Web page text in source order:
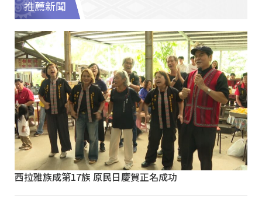
推薦新聞
西拉雅族成第17族 原民日慶賀正名成功